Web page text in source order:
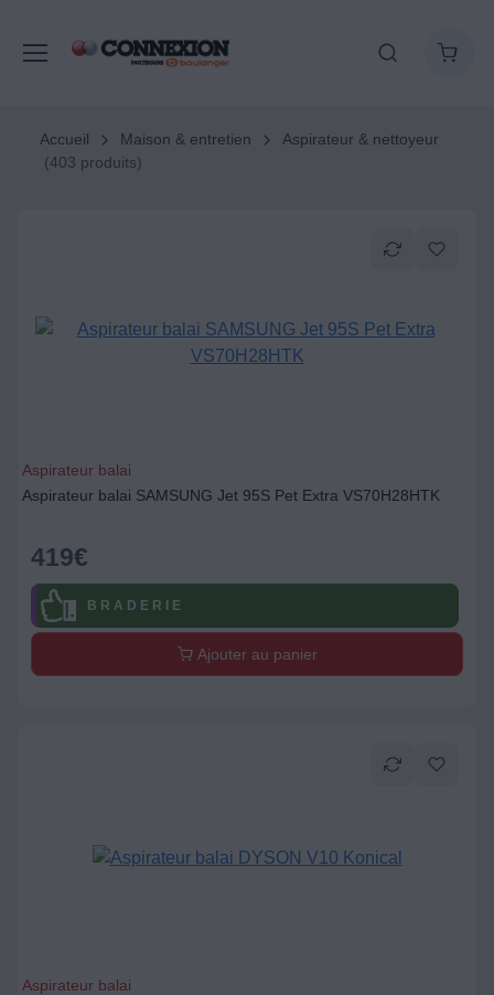
Accueil Maison & entretien
Aspirateur & nettoyeur
(403 produits)
Aspirateur balai
Aspirateur balai SAMSUNG Jet 95S Pet Extra VS70H28HTK
419€
B R A D E R I E
Ajouter au panier
Aspirateur balai